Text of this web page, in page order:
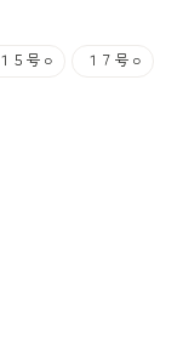
１５号 ○ １７号 ○